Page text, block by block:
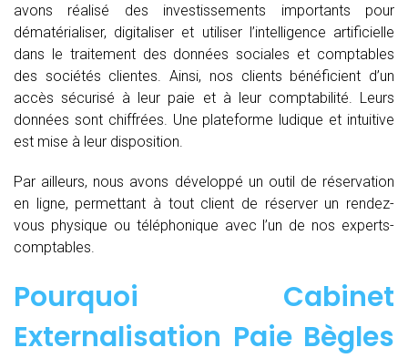
avons réalisé des investissements importants pour
dématérialiser, digitaliser et utiliser l’intelligence artificielle
dans le traitement des données sociales et comptables
des sociétés clientes. Ainsi, nos clients bénéficient d’un
accès sécurisé à leur paie et à leur comptabilité. Leurs
données sont chiffrées. Une plateforme ludique et intuitive
est mise à leur disposition.
Par ailleurs, nous avons développé un outil de réservation
en ligne, permettant à tout client de réserver un rendez-
vous physique ou téléphonique avec l’un de nos experts-
comptables.
Pourquoi Cabinet
Externalisation Paie Bègles